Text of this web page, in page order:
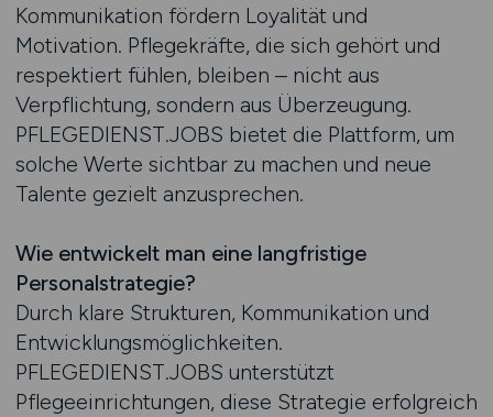
Kommunikation fördern Loyalität und
Motivation. Pflegekräfte, die sich gehört und
respektiert fühlen, bleiben – nicht aus
Verpflichtung, sondern aus Überzeugung.
PFLEGEDIENST.JOBS bietet die Plattform, um
solche Werte sichtbar zu machen und neue
Talente gezielt anzusprechen.
Wie entwickelt man eine langfristige
Personalstrategie?
Durch klare Strukturen, Kommunikation und
Entwicklungsmöglichkeiten.
PFLEGEDIENST.JOBS unterstützt
Pflegeeinrichtungen, diese Strategie erfolgreich